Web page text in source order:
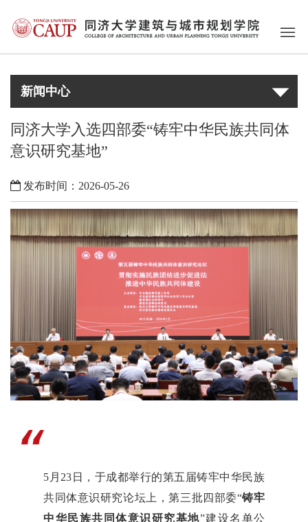
新闻中心
同济大学入选四部委“铸牢中华民族共同体
意识研究基地”
发布时间：2026-05-26
5月23日，于成都举行的第五届铸牢中华民族
共同体意识研究论坛上，第三批四部委“铸牢
中华民族共同体意识研究基地”建设名单公